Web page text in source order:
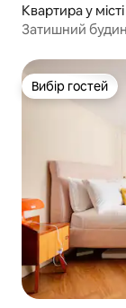
Квартира у
Затишний
Вибір гостей
Вибір гостей